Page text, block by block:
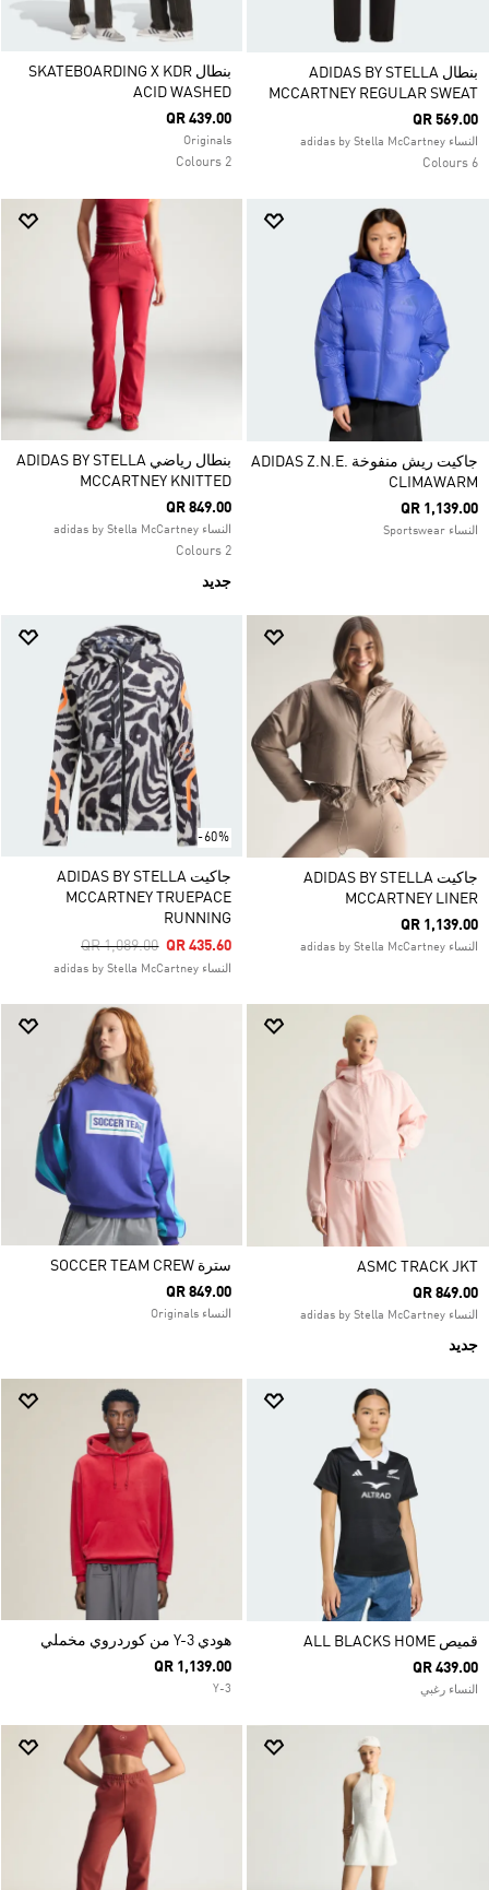
بنطال ADIDAS BY STELLA
MCCARTNEY REGULAR SWEAT
QR 569.00
النساء adidas by Stella McCartney
6 Colours
بنطال SKATEBOARDING X KDR
ACID WASHED
QR 439.00
Originals
2 Colours
جاكيت ريش منفوخة ADIDAS Z.N.E.
CLIMAWARM
QR 1,139.00
النساء Sportswear
بنطال رياضي ADIDAS BY STELLA
MCCARTNEY KNITTED
QR 849.00
النساء adidas by Stella McCartney
2 Colours
جديد
جاكيت ADIDAS BY STELLA
MCCARTNEY LINER
QR 1,139.00
النساء adidas by Stella McCartney
-60%
جاكيت ADIDAS BY STELLA
MCCARTNEY TRUEPACE
RUNNING
Price Reduced From
QR 1,089.00ToQR 435.60
النساء adidas by Stella McCartney
ASMC TRACK JKT
QR 849.00
النساء adidas by Stella McCartney
جديد
سترة SOCCER TEAM CREW
QR 849.00
النساء Originals
قميص ALL BLACKS HOME
QR 439.00
النساء رغبي
هودي Y-3 من كوردروي مخملي
QR 1,139.00
Y-3